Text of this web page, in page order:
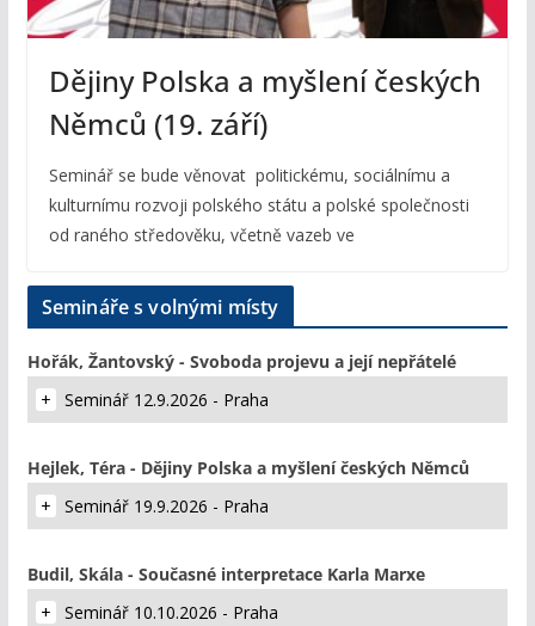
Dějiny Polska a myšlení českých
Němců (19. září)
Seminář se bude věnovat politickému, sociálnímu a
kulturnímu rozvoji polského státu a polské společnosti
od raného středověku, včetně vazeb ve
Semináře s volnými místy
Hořák, Žantovský - Svoboda projevu a její nepřátelé
Seminář 12.9.2026 - Praha
Hejlek, Téra - Dějiny Polska a myšlení českých Němců
Seminář 19.9.2026 - Praha
Budil, Skála - Současné interpretace Karla Marxe
Seminář 10.10.2026 - Praha